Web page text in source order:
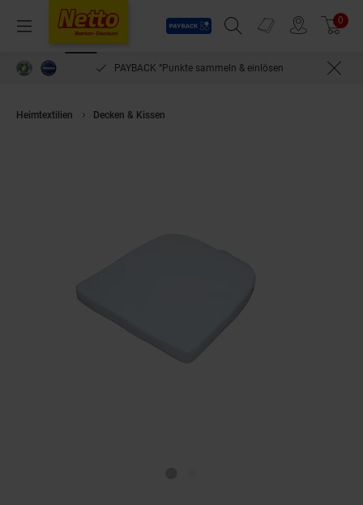
Menü
Payback
Suchfeld einblenden
Prospekte 0
PAYBACK °Punkte sammeln & einlösen
Heimtextilien Decken & Kissen